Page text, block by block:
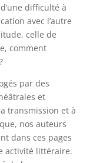
difficulté à
avec l’autre
celle de
comment
par des
et
transmission et à
nos auteurs
dans ces pages
activité littéraire.